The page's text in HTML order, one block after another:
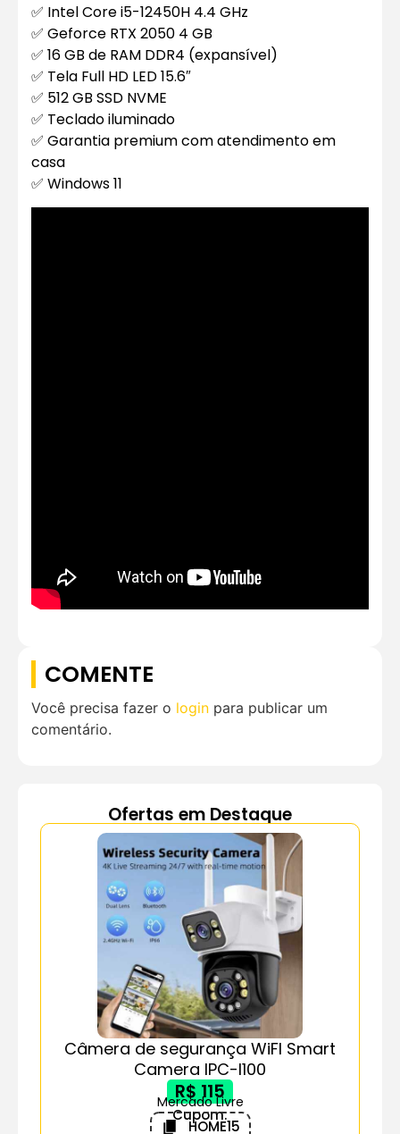
✅ Intel Core i5-12450H 4.4 GHz
✅ Geforce RTX 2050 4 GB
✅ 16 GB de RAM DDR4 (expansível)
✅ Tela Full HD LED 15.6″
✅ 512 GB SSD NVME
✅ Teclado iluminado
✅ Garantia premium com atendimento em
casa
✅ Windows 11
COMENTE
Você precisa fazer o login para publicar um
comentário.
Ofertas em Destaque
Câmera de segurança WiFI Smart
Camera IPC-I100
R$ 115
Mercado Livre
Cupom:
HOME15